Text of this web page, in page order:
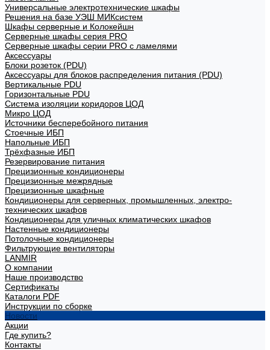
Универсальные электротехнические шкафы
Решения на базе УЭШ МИКсистем
Шкафы серверные и Колокейшн
Серверные шкафы серия PRO
Серверные шкафы серии PRO с ламелями
Аксессуары
Блоки розеток (PDU)
Аксессуары для блоков распределения питания (PDU)
Вертикальные PDU
Горизонтальные PDU
Система изоляции коридоров ЦОД
Микро ЦОД
Источники бесперебойного питания
Стоечные ИБП
Напольные ИБП
Трёхфазные ИБП
Резервирование питания
Прецизионные кондиционеры
Прецизионные межрядные
Прецизионные шкафные
Кондиционеры для серверных, промышленных, электро-
технических шкафов
Кондиционеры для уличных климатических шкафов
Настенные кондиционеры
Потолочные кондиционеры
Фильтрующие вентиляторы
LANMIR
О компании
Наше производство
Сертификаты
Каталоги PDF
Инструкции по сборке
Новости
Акции
Где купить?
Контакты